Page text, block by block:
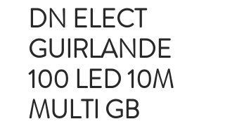
DN ELECT
GUIRLANDE
100 LED 10M
MULTI GB